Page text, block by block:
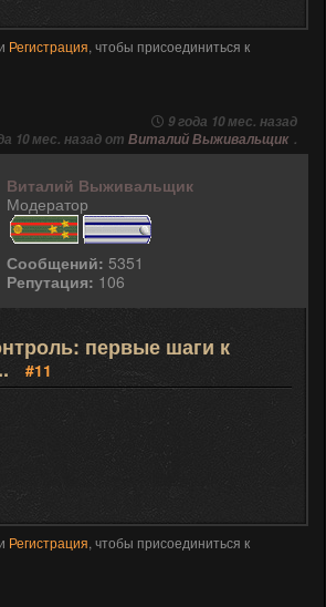
Регистрация, чтобы присоединиться к
9 года 10 мес. назад
10 мес. назад от Виталий Выживальщик .
Виталий Выживальщик
Модератор
Сообщений: 5351
Репутация: 106
первые шаги к
#11
Регистрация, чтобы присоединиться к